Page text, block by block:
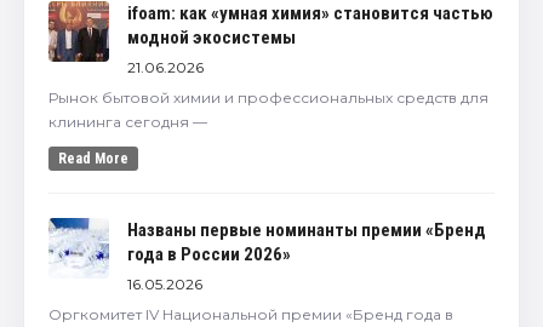
ifoam: как «умная химия» становится частью
модной экосистемы
21.06.2026
Рынок бытовой химии и профессиональных средств для
клининга сегодня —
Read More
Названы первые номинанты премии «Бренд
года в России 2026»
16.05.2026
Оргкомитет IV Национальной премии «Бренд года в